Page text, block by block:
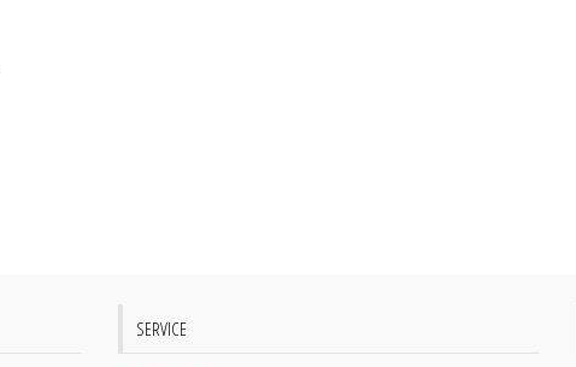
SERVICE